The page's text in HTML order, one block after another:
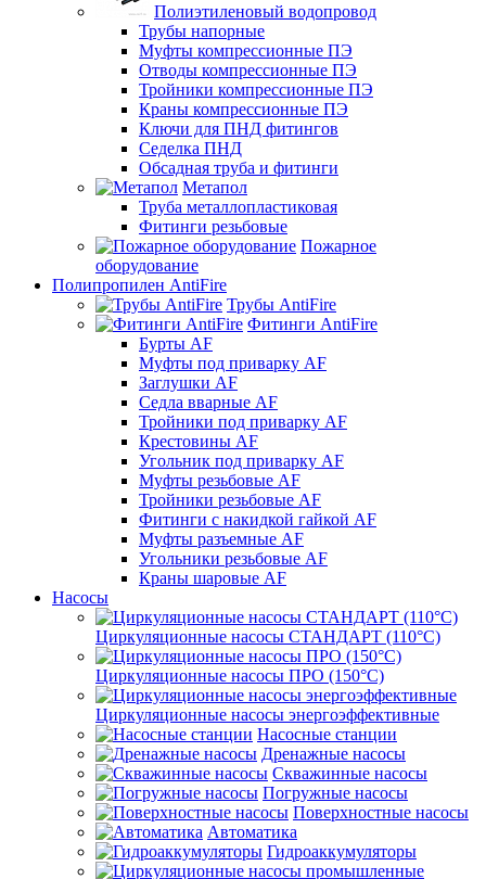
Полиэтиленовый водопровод
Трубы напорные
Муфты компрессионные ПЭ
Отводы компрессионные ПЭ
Тройники компрессионные ПЭ
Краны компрессионные ПЭ
Ключи для ПНД фитингов
Седелка ПНД
Обсадная труба и фитинги
Метапол
Труба металлопластиковая
Фитинги резьбовые
Пожарное
оборудование
Полипропилен AntiFire
Трубы AntiFire
Фитинги AntiFire
Бурты AF
Муфты под приварку AF
Заглушки AF
Седла вварные AF
Тройники под приварку AF
Крестовины AF
Угольник под приварку AF
Муфты резьбовые AF
Тройники резьбовые AF
Фитинги с накидкой гайкой AF
Муфты разъемные AF
Угольники резьбовые AF
Краны шаровые AF
Насосы
Циркуляционные насосы СТАНДАРТ (110°C)
Циркуляционные насосы ПРО (150°C)
Циркуляционные насосы энергоэффективные
Насосные станции
Дренажные насосы
Скважинные насосы
Погружные насосы
Поверхностные насосы
Автоматика
Гидроаккумуляторы